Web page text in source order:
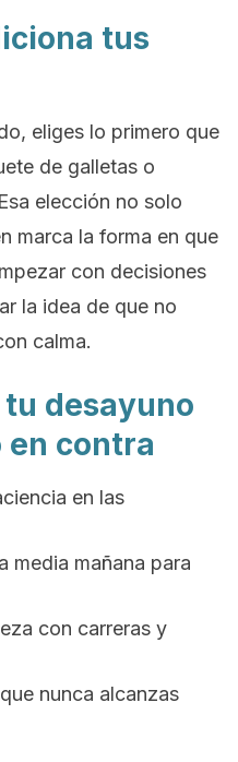
tus
eliges lo primero que
de galletas o
elección no solo
marca la forma en que
con decisiones
la idea de que no
calma.
desayuno
en contra
en las
media mañana para
con carreras y
nunca alcanzas